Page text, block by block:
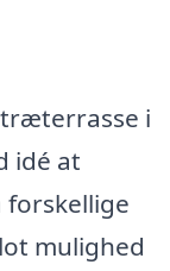
i
idé at
mulighed